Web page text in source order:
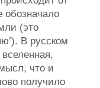
обозначало
(это
В русском
что и
получило